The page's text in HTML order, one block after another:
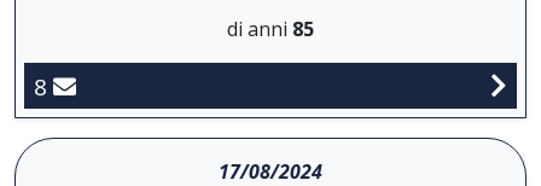
di anni 85
8
17/08/2024